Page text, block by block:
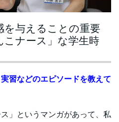
を与えることの重要
ナース」な学生時
習などのエピソードを教えて
」というマンガがあって、私